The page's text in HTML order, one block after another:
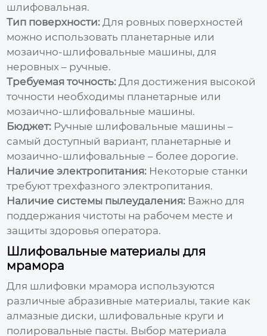
шлифовальная.
Тип поверхности: Для ровных поверхностей
можно использовать планетарные или
мозаично-шлифовальные машины, для
неровных – ручные.
Требуемая точность: Для достижения высокой
точности необходимы планетарные или
мозаично-шлифовальные машины.
Бюджет: Ручные шлифовальные машины –
самый доступный вариант, планетарные и
мозаично-шлифовальные – более дорогие.
Наличие электропитания: Некоторые станки
требуют трехфазного электропитания.
Наличие системы пылеудаления: Важно для
поддержания чистоты на рабочем месте и
защиты здоровья оператора.
Шлифовальные материалы для
мрамора
Для шлифовки мрамора используются
различные абразивные материалы, такие как
алмазные диски, шлифовальные круги и
полировальные пасты. Выбор материала